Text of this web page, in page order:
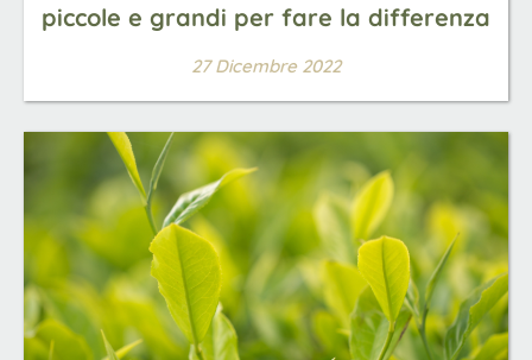
piccole e grandi per fare la differenza
27 Dicembre 2022